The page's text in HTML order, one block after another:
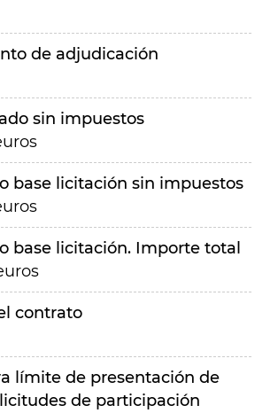
de adjudicación
sin impuestos
base licitación sin impuestos
base licitación. Importe total
contrato
límite de presentación de
de participación